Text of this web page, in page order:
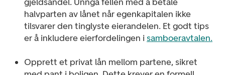
halvparten av lånet når egenkapitalen ikke
tilsvarer den tinglyste eierandelen. Et godt tips
er å inkludere eierfordelingen i samboeravtalen.
Opprett et privat lån mellom partene, sikret